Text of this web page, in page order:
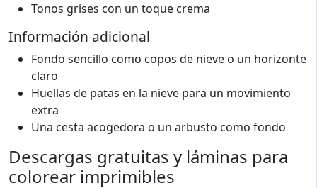
Tonos grises con un toque crema
Información adicional
Fondo sencillo como copos de nieve o un horizonte
claro
Huellas de patas en la nieve para un movimiento
extra
Una cesta acogedora o un arbusto como fondo
Descargas gratuitas y láminas para
colorear imprimibles